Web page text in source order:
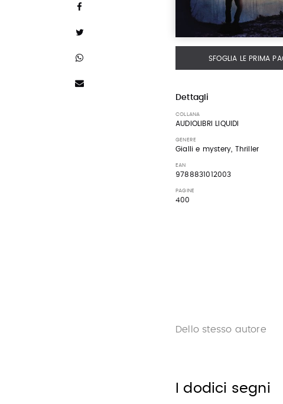
SFOGLIA LE PRIMA
Dettagli
COLLANA
AUDIOLIBRI LIQUIDI
GENERE
Gialli e mystery, Thriller
EAN
9788831012003
PAGINE
400
Dello stesso autore
I dodici segni